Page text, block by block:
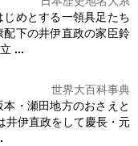
めとする一領具足たち
配下の井伊直政の家臣鈴
...
世界大百科事典
・瀬田地方のおさえと
井伊直政をして慶長・元